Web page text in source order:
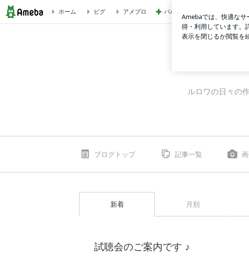
ホーム ピグ アメブロ パパが瞬食した赤魚の煮付け
ルロワの日々の
ブログトップ 記事一覧
新着 月別
試聴会のご案内です ♪